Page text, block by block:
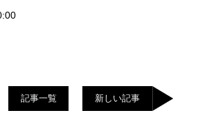
記事一覧 新しい記事